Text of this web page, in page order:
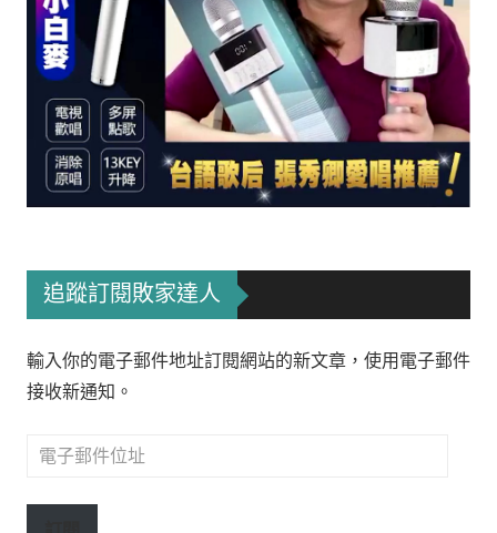
追蹤訂閱敗家達人
輸入你的電子郵件地址訂閱網站的新文章，使用電子郵件
接收新通知。
電
郵